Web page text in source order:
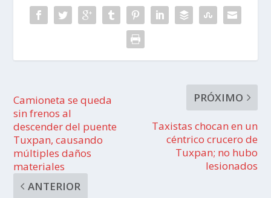
Camioneta se queda
sin frenos al
descender del puente
Tuxpan, causando
múltiples daños
materiales
ANTERIOR
PRÓXIMO
Taxistas chocan en un
céntrico crucero de
Tuxpan; no hubo
lesionados